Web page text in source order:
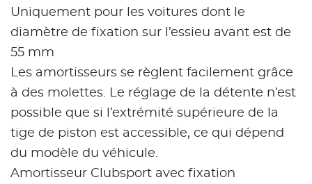
Uniquement pour les voitures dont le
diamètre de fixation sur l’essieu avant est de
55 mm
Les amortisseurs se règlent facilement grâce
à des molettes. Le réglage de la détente n’est
possible que si l’extrémité supérieure de la
tige de piston est accessible, ce qui dépend
du modèle du véhicule.
Amortisseur Clubsport avec fixation